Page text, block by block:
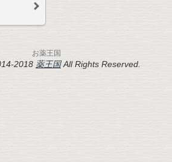
お薬王国
2018 薬王国All Rights Reserved.